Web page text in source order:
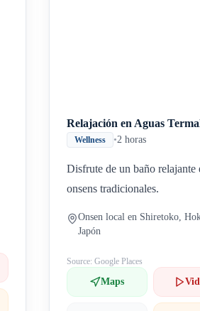
Relajación en Aguas
Wellness •2 horas
Disfrute de un baño relajante
onsens tradicionales.
Onsen local en Shiretoko,
Japón
Source: Google Places
Maps